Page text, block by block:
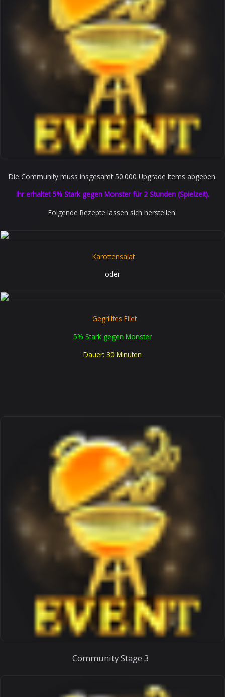
Die Community muss insgesamt 50.000 Upgrade Items abgeben.
Ihr erhaltet 5% Stark gegen Monster für 2 Stunden (Spielzeit).
Folgende Rezepte lassen sich herstellen:
Karottensalat
oder
Gegrilltes Filet
5% Stark gegen Monster
Dauer: 30 Minuten
Community Stage 3